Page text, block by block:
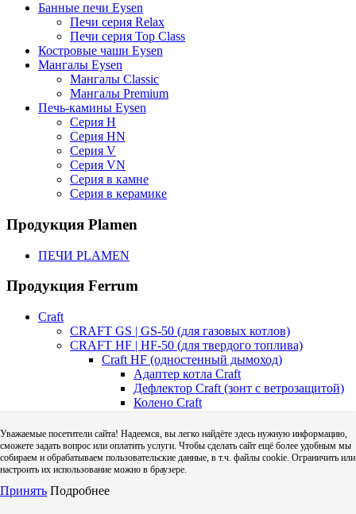
Банные печи Eysen
Печи серия Relax
Печи серия Top Class
Костровые чаши Eysen
Мангалы Eysen
Мангалы Classic
Мангалы Premium
Печь-камины Eysen
Серия H
Серия HN
Серия V
Серия VN
Серия в камне
Серия в керамике
Продукция Plamen
ПЕЧИ PLAMEN
Продукция Ferrum
Craft
CRAFT GS | GS-50 (для газовых котлов)
CRAFT HF | HF-50 (для твердого топлива)
Craft HF (одностенный дымоход)
Адаптер котла Craft
Дефлектор Craft (зонт с ветрозащитой)
Колено Craft
Труба Craft
Шибер Craft
Craft HF-50 (двустенный дымоход)
Конус Craft
Уважаемые посетители сайта! Надеемся, вы легко найдёте здесь нужную информацию,
сможете задать вопрос или оплатить услуги. Чтобы сделать сайт ещё более удобным мы
собираем и обрабатываем пользовательские данные, в т.ч. файлы cookie. Ограничить или
настроить их использование можно в браузере.
Принять Подробнее